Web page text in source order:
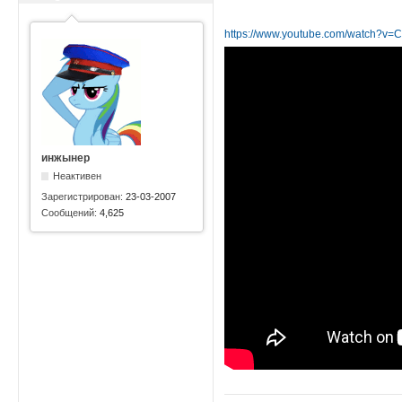
инжынер
Неактивен
Зарегистрирован:23-03-2007
Сообщений:4,625
https://www.youtube.com/